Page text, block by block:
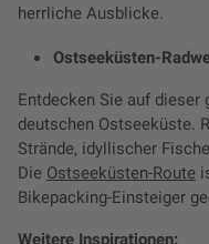
herrliche Ausblicke.
Ostseeküsten-
Entdecken Sie auf dieser
deutschen Ostseeküste.
Strände, idyllischer
Die Ostseeküsten-Route
Bikepacking-Einsteiger
Weitere Inspirationen: